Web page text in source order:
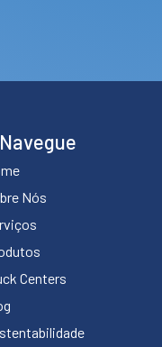
Navegue
Nós
Centers